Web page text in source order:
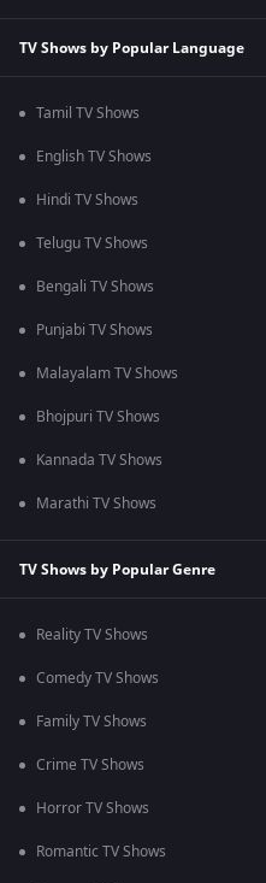
TV Shows by Popular Language
Tamil TV Shows
English TV Shows
Hindi TV Shows
Telugu TV Shows
Bengali TV Shows
Punjabi TV Shows
Malayalam TV Shows
Bhojpuri TV Shows
Kannada TV Shows
Marathi TV Shows
TV Shows by Popular Genre
Reality TV Shows
Comedy TV Shows
Family TV Shows
Crime TV Shows
Horror TV Shows
Romantic TV Shows